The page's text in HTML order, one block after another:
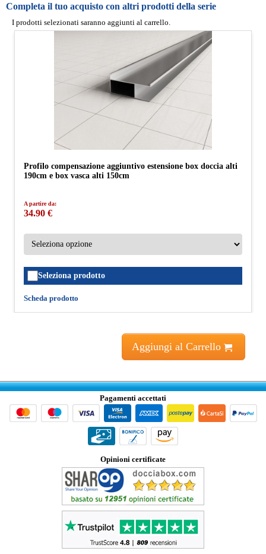
Completa il tuo acquisto con altri prodotti della serie
I prodotti selezionati saranno aggiunti al carrello.
Profilo compensazione aggiuntivo estensione box doccia alti
190cm e box vasca alti 150cm
A partire da:
34.90 €
Seleziona prodotto
Scheda prodotto
Aggiungi al Carrello
Pagamenti accettati
Opinioni certificate